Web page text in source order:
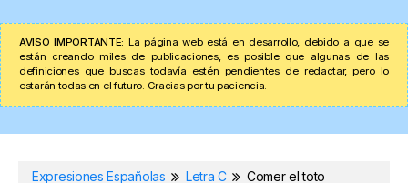
AVISO IMPORTANTE: La página web está en desarrollo, debido a que se
están creando miles de publicaciones, es posible que algunas de las
definiciones que buscas todavía estén pendientes de redactar, pero lo
estarán todas en el futuro. Gracias por tu paciencia.
Expresiones Españolas Letra C Comer el toto